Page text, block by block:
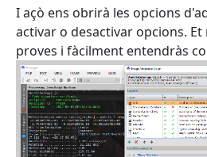
I açò ens obrirà les opcions
activar o desactivar opcions.
proves i fàcilment entendràs